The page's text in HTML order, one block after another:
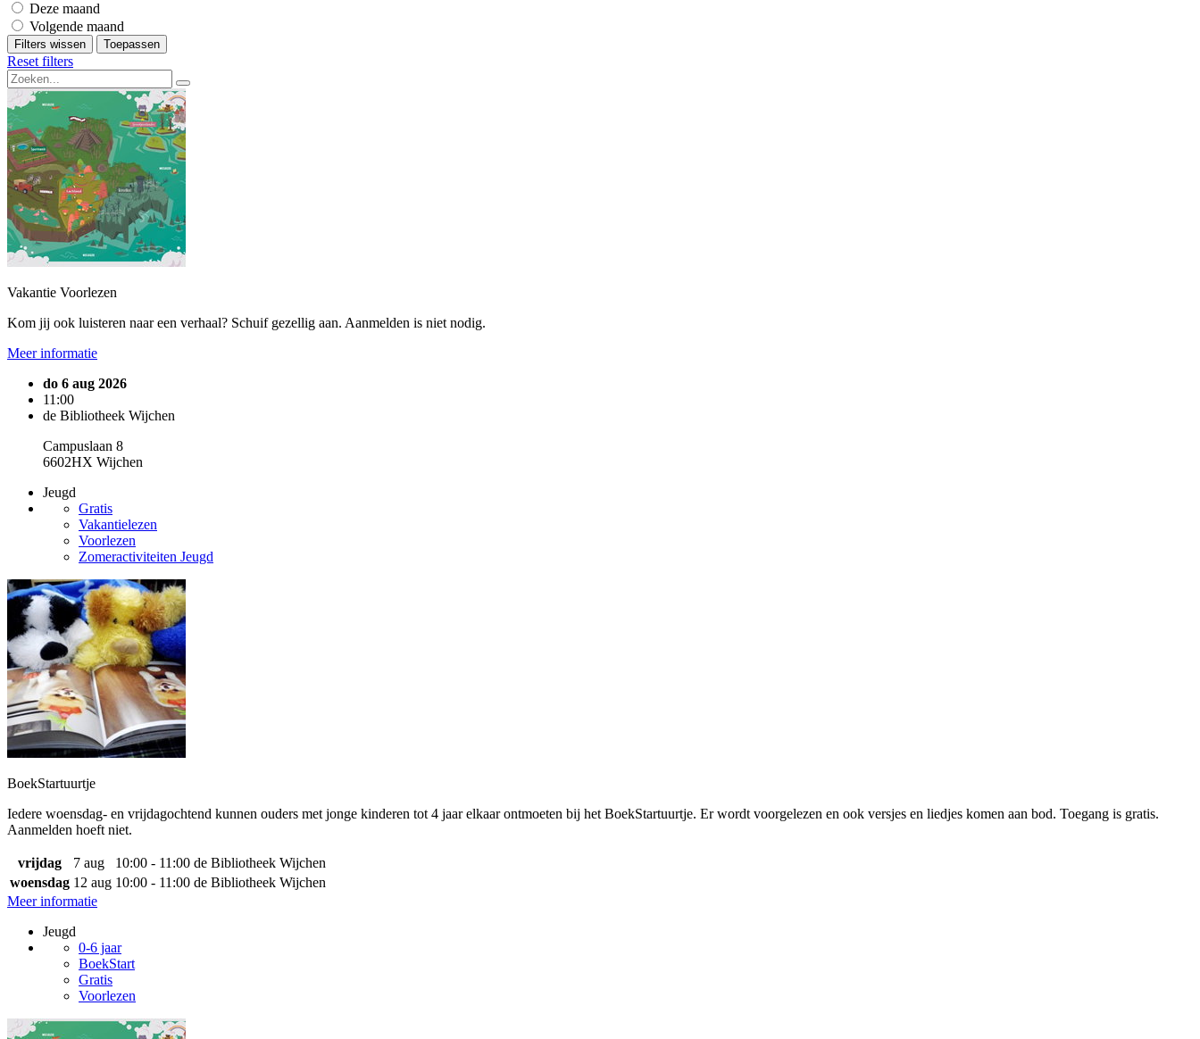
Deze maand
Volgende maand
Filters wissen Toepassen
Reset filters
Vakantie Voorlezen
Kom jij ook luisteren naar een verhaal? Schuif gezellig aan. Aanmelden is niet nodig.
Meer informatie
do 6 aug 2026
11:00
de Bibliotheek Wijchen
Campuslaan 8
6602HX Wijchen
Jeugd
Gratis
Vakantielezen
Voorlezen
Zomeractiviteiten Jeugd
BoekStartuurtje
Iedere woensdag- en vrijdagochtend kunnen ouders met jonge kinderen tot 4 jaar elkaar ontmoeten bij het BoekStartuurtje. Er wordt voorgelezen en ook versjes en liedjes komen aan bod. Toegang is gratis.
Aanmelden hoeft niet.
vrijdag 7 aug 10:00 - 11:00 de Bibliotheek Wijchen
woensdag 12 aug 10:00 - 11:00 de Bibliotheek Wijchen
Meer informatie
Jeugd
0-6 jaar
BoekStart
Gratis
Voorlezen